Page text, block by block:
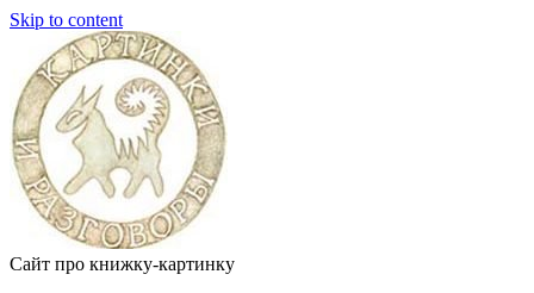
Skip to content
Сайт про книжку-картинку